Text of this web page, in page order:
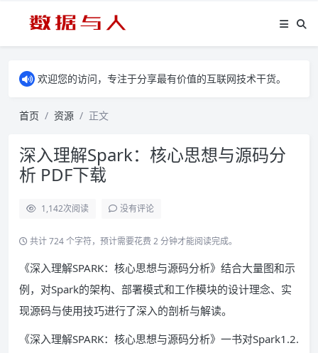
欢迎您的访问，专注于分享最有价值的互联网技术干货。
首页 资源 正文
深入理解Spark：核心思想与源码分
析 PDF下载
1,142次阅读 没有评论
共计 724 个字符，预计需要花费 2 分钟才能阅读完成。
《深入理解SPARK：核心思想与源码分析》结合大量图和示
例，对Spark的架构、部署模式和工作模块的设计理念、实
现源码与使用技巧进行了深入的剖析与解读。
《深入理解SPARK：核心思想与源码分析》一书对Spark1.2.